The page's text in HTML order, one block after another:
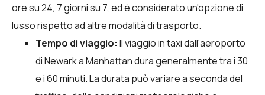
ore su 24, 7 giorni su 7, ed è considerato un'opzione di
lusso rispetto ad altre modalità di trasporto.
Tempo di viaggio: Il viaggio in taxi dall'aeroporto
di Newark a Manhattan dura generalmente tra i 30
e i 60 minuti. La durata può variare a seconda del